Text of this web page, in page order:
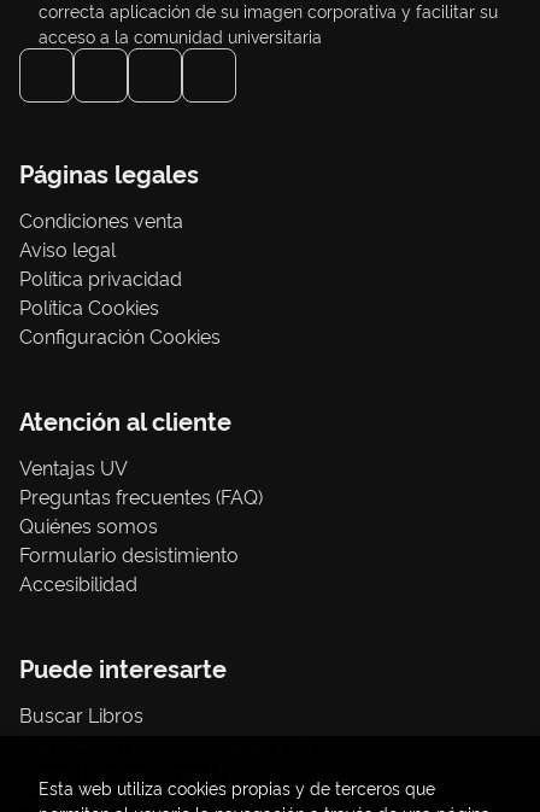
correcta aplicación de su imagen corporativa y facilitar su
acceso a la comunidad universitaria
Páginas legales
Condiciones venta
Aviso legal
Política privacidad
Política Cookies
Configuración Cookies
Atención al cliente
Ventajas UV
Preguntas frecuentes (FAQ)
Quiénes somos
Formulario desistimiento
Accesibilidad
Puede interesarte
Buscar Libros
Papelería / material oficina
Esta web utiliza cookies propias y de terceros que